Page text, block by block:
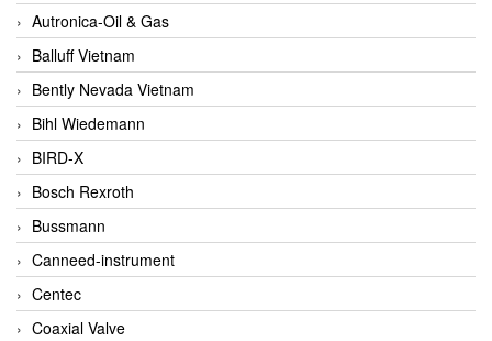
Autronica-Oil & Gas
Balluff Vietnam
Bently Nevada Vietnam
Bihl Wiedemann
BIRD-X
Bosch Rexroth
Bussmann
Canneed-instrument
Centec
Coaxial Valve